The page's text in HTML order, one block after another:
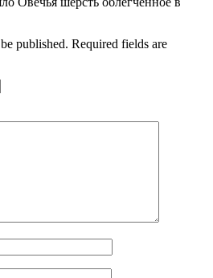
published. Required fields are